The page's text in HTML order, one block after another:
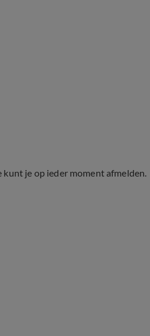
je op ieder moment afmelden.